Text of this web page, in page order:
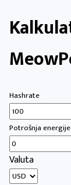
Hashrate
Potrošnja energije
Valuta